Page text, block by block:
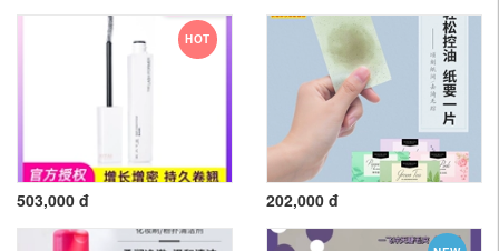
HOT
503,000 đ 202,000 đ